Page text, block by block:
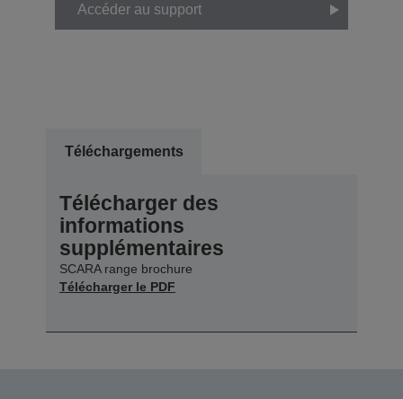
Accéder au support
Téléchargements
Télécharger des
informations
supplémentaires
SCARA range brochure
Télécharger le PDF